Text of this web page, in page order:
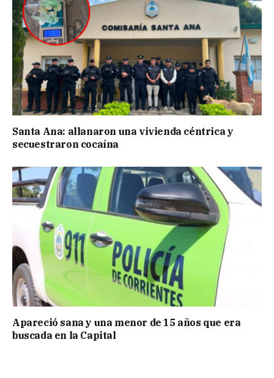
Santa Ana: allanaron una vivienda céntrica y
secuestraron cocaína
Apareció sana y una menor de 15 años que era
buscada en la Capital